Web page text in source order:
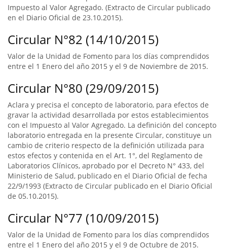
Impuesto al Valor Agregado. (Extracto de Circular publicado
en el Diario Oficial de 23.10.2015).
Circular N°82 (14/10/2015)
Valor de la Unidad de Fomento para los días comprendidos
entre el 1 Enero del año 2015 y el 9 de Noviembre de 2015.
Circular N°80 (29/09/2015)
Aclara y precisa el concepto de laboratorio, para efectos de
gravar la actividad desarrollada por estos establecimientos
con el Impuesto al Valor Agregado. La definición del concepto
laboratorio entregada en la presente Circular, constituye un
cambio de criterio respecto de la definición utilizada para
estos efectos y contenida en el Art. 1°, del Reglamento de
Laboratorios Clínicos, aprobado por el Decreto N° 433, del
Ministerio de Salud, publicado en el Diario Oficial de fecha
22/9/1993 (Extracto de Circular publicado en el Diario Oficial
de 05.10.2015).
Circular N°77 (10/09/2015)
Valor de la Unidad de Fomento para los días comprendidos
entre el 1 Enero del año 2015 y el 9 de Octubre de 2015.